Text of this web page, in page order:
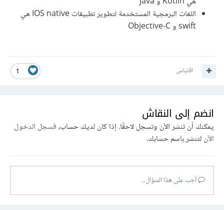
اللغات البرمجية المستخدمة لتطوير تطبيقات IOS native هي
swift و Objective-C
1 اقتباس
انضم إلى النقاش
يمكنك أن تنشر الآن وتسجل لاحقًا. إذا كان لديك حساب،فسجل الدخول
الآنلتنشر باسم حسابك.
أجب على هذا السؤال...